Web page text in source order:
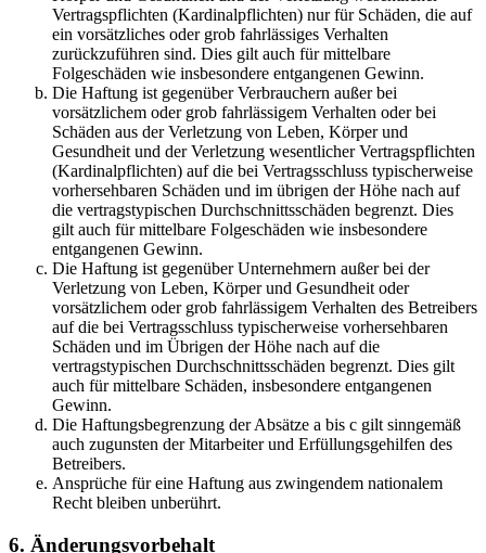
Vertragspflichten (Kardinalpflichten) nur für Schäden, die auf
ein vorsätzliches oder grob fahrlässiges Verhalten
zurückzuführen sind. Dies gilt auch für mittelbare
Folgeschäden wie insbesondere entgangenen Gewinn.
Die Haftung ist gegenüber Verbrauchern außer bei
vorsätzlichem oder grob fahrlässigem Verhalten oder bei
Schäden aus der Verletzung von Leben, Körper und
Gesundheit und der Verletzung wesentlicher Vertragspflichten
(Kardinalpflichten) auf die bei Vertragsschluss typischerweise
vorhersehbaren Schäden und im übrigen der Höhe nach auf
die vertragstypischen Durchschnittsschäden begrenzt. Dies
gilt auch für mittelbare Folgeschäden wie insbesondere
entgangenen Gewinn.
Die Haftung ist gegenüber Unternehmern außer bei der
Verletzung von Leben, Körper und Gesundheit oder
vorsätzlichem oder grob fahrlässigem Verhalten des Betreibers
auf die bei Vertragsschluss typischerweise vorhersehbaren
Schäden und im Übrigen der Höhe nach auf die
vertragstypischen Durchschnittsschäden begrenzt. Dies gilt
auch für mittelbare Schäden, insbesondere entgangenen
Gewinn.
Die Haftungsbegrenzung der Absätze a bis c gilt sinngemäß
auch zugunsten der Mitarbeiter und Erfüllungsgehilfen des
Betreibers.
Ansprüche für eine Haftung aus zwingendem nationalem
Recht bleiben unberührt.
6. Änderungsvorbehalt